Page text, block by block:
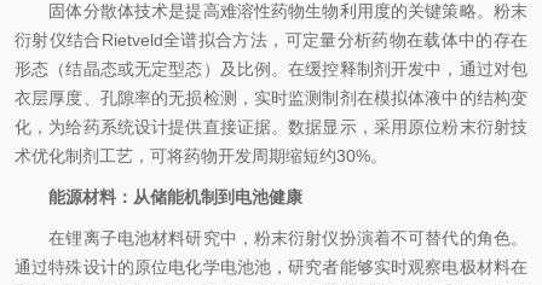
固体分散体技术是提高难溶性药物生物利用度的关键策略。粉末
衍射仪结合Rietveld全谱拟合方法，可定量分析药物在载体中的存在
形态（结晶态或无定型态）及比例。在缓控释制剂开发中，通过对包
衣层厚度、孔隙率的无损检测，实时监测制剂在模拟体液中的结构变
化，为给药系统设计提供直接证据。数据显示，采用原位粉末衍射技
术优化制剂工艺，可将药物开发周期缩短约30%。
能源材料：从储能机制到电池健康
在锂离子电池材料研究中，粉末衍射仪扮演着不可替代的角色。
通过特殊设计的原位电化学电池池，研究者能够实时观察电极材料在